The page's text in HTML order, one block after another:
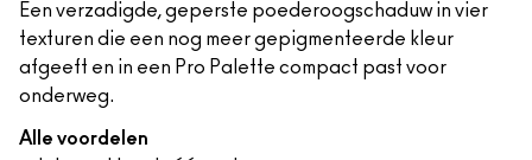
Een verzadigde, geperste poederoogschaduw in vier
texturen die een nog meer gepigmenteerde kleur
afgeeft en in een Pro Palette compact past voor
onderweg.
Alle voordelen